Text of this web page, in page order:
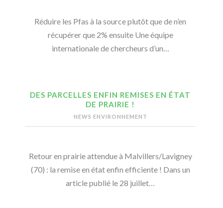
Réduire les Pfas à la source plutôt que de n’en
récupérer que 2% ensuite Une équipe
internationale de chercheurs d’un…
DES PARCELLES ENFIN REMISES EN ÉTAT
DE PRAIRIE !
NEWS ENVIRONNEMENT
Retour en prairie attendue à Malvillers/Lavigney
(70) : la remise en état enfin efficiente ! Dans un
article publié le 28 juillet…